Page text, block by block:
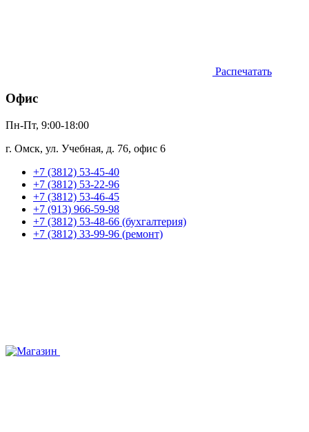
Распечатать
Офис
Пн-Пт, 9:00-18:00
г. Омск, ул. Учебная, д. 76, офис 6
+7 (3812) 53-45-40
+7 (3812) 53-22-96
+7 (3812) 53-46-45
+7 (913) 966-59-98
+7 (3812) 53-48-66 (бухгалтерия)
+7 (3812) 33-99-96 (ремонт)